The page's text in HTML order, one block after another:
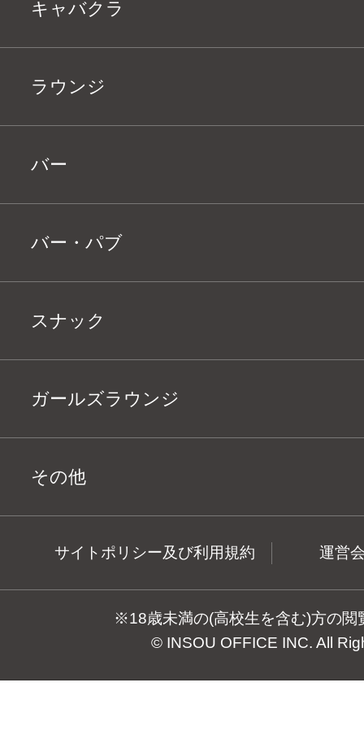
キャバクラ
ラウンジ
バー
バー・パブ
スナック
ガールズラウンジ
その他
サイトポリシー及び利用規約 運営
※18歳未満の(高校生を含む)方の閲
© INSOU OFFICE INC. All